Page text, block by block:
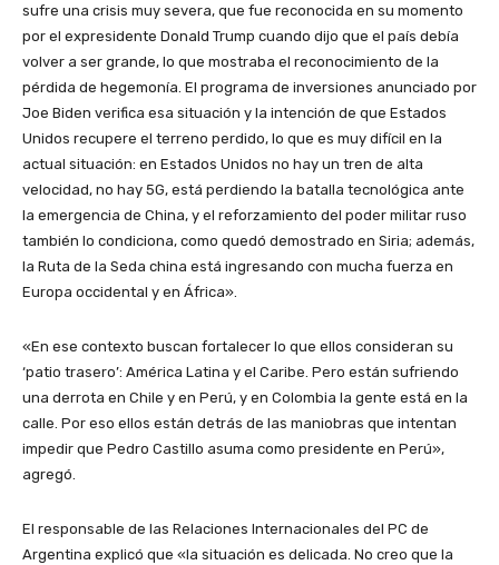
sufre una crisis muy severa, que fue reconocida en su momento
por el expresidente Donald Trump cuando dijo que el país debía
volver a ser grande, lo que mostraba el reconocimiento de la
pérdida de hegemonía. El programa de inversiones anunciado por
Joe Biden verifica esa situación y la intención de que Estados
Unidos recupere el terreno perdido, lo que es muy difícil en la
actual situación: en Estados Unidos no hay un tren de alta
velocidad, no hay 5G, está perdiendo la batalla tecnológica ante
la emergencia de China, y el reforzamiento del poder militar ruso
también lo condiciona, como quedó demostrado en Siria; además,
la Ruta de la Seda china está ingresando con mucha fuerza en
Europa occidental y en África».
«En ese contexto buscan fortalecer lo que ellos consideran su
‘patio trasero’: América Latina y el Caribe. Pero están sufriendo
una derrota en Chile y en Perú, y en Colombia la gente está en la
calle. Por eso ellos están detrás de las maniobras que intentan
impedir que Pedro Castillo asuma como presidente en Perú»,
agregó.
El responsable de las Relaciones Internacionales del PC de
Argentina explicó que «la situación es delicada. No creo que la